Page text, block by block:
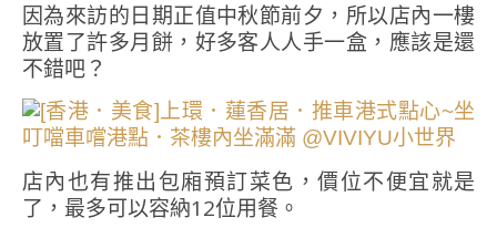
因為來訪的日期正值中秋節前夕，所以店內一樓
放置了許多月餅，好多客人人手一盒，應該是還
不錯吧？
店內也有推出包廂預訂菜色，價位不便宜就是
了，最多可以容納12位用餐。